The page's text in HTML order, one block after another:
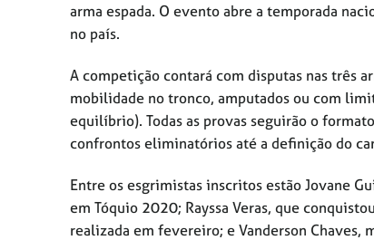
arma espada. O evento abre a temporada
no país.
A competição contará com disputas nas três
mobilidade no tronco, amputados ou com
equilíbrio). Todas as provas seguirão o
confrontos eliminatórios até a definição do
Entre os esgrimistas inscritos estão Jovane
em Tóquio 2020; Rayssa Veras, que
realizada em fevereiro; e Vanderson Chaves,